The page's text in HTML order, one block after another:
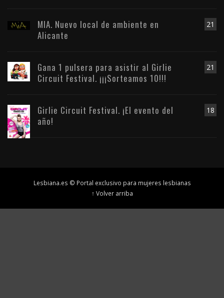
21
MIA. Nuevo local de ambiente en
Alicante
21
Gana 1 pulsera para asistir al Girlie
Circuit Festival. ¡¡¡Sorteamos 10!!!
18
Girlie Circuit Festival. ¡El evento del
año!
Lesbiana.es © Portal exclusivo para mujeres lesbianas
↑ Volver arriba